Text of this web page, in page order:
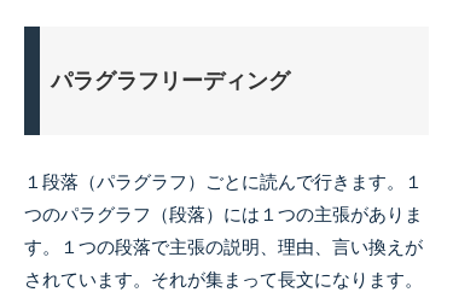
パラグラフリーディング
１段落（パラグラフ）ごとに読んで行きます。１
つのパラグラフ（段落）には１つの主張がありま
す。１つの段落で主張の説明、理由、言い換えが
されています。それが集まって長文になります。